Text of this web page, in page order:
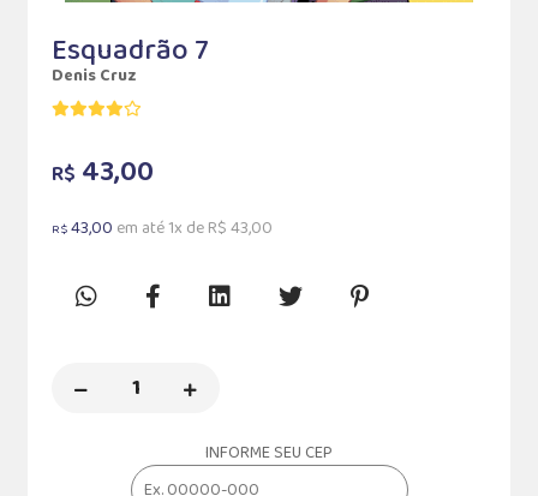
Esquadrão 7
Denis Cruz
R$ 43,00
R$43,00 em até 1x de R$ 43,00
INFORME SEU CEP